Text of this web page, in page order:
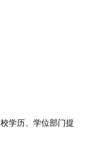
学历、学位部门提